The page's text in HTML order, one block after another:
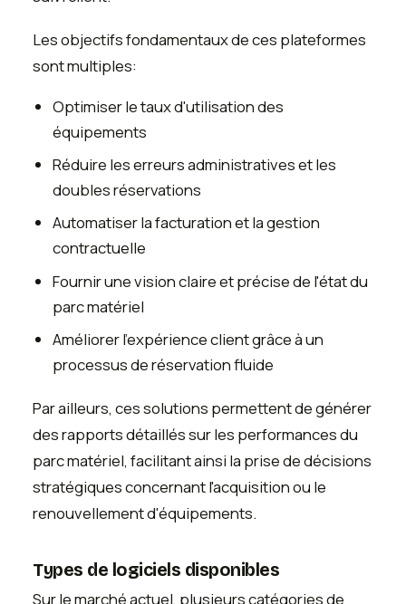
Les objectifs fondamentaux de ces plateformes
sont multiples:
Optimiser le taux d'utilisation des
équipements
Réduire les erreurs administratives et les
doubles réservations
Automatiser la facturation et la gestion
contractuelle
Fournir une vision claire et précise de l'état du
parc matériel
Améliorer l'expérience client grâce à un
processus de réservation fluide
Par ailleurs, ces solutions permettent de générer
des rapports détaillés sur les performances du
parc matériel, facilitant ainsi la prise de décisions
stratégiques concernant l'acquisition ou le
renouvellement d'équipements.
Types de logiciels disponibles
Sur le marché actuel, plusieurs catégories de